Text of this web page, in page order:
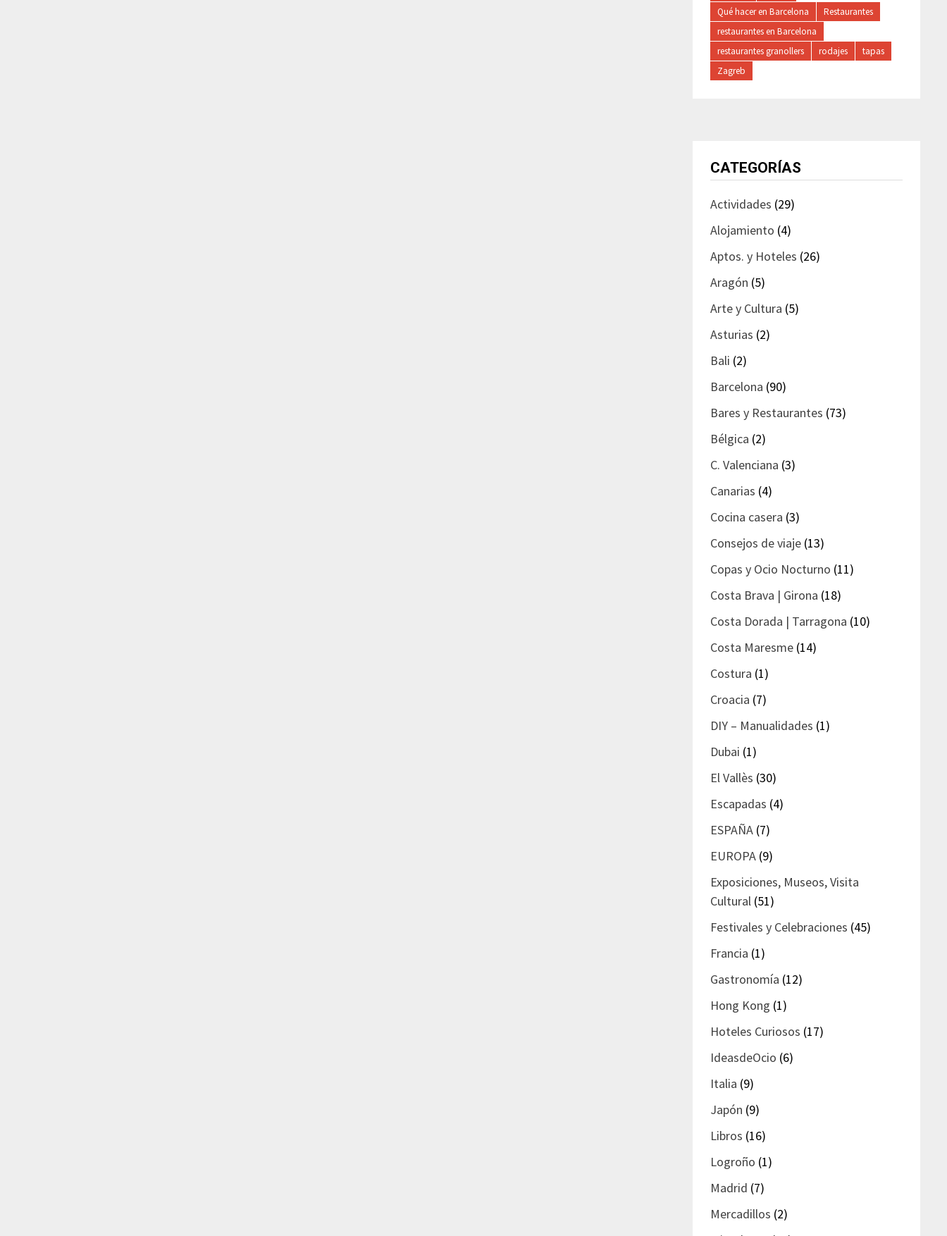
Qué hacer en Barcelona
Restaurantes
restaurantes en Barcelona
restaurantes granollers
rodajes
tapas
Zagreb
CATEGORÍAS
Actividades (29)
Alojamiento (4)
Aptos. y Hoteles (26)
Aragón (5)
Arte y Cultura (5)
Asturias (2)
Bali (2)
Barcelona (90)
Bares y Restaurantes (73)
Bélgica (2)
C. Valenciana (3)
Canarias (4)
Cocina casera (3)
Consejos de viaje (13)
Copas y Ocio Nocturno (11)
Costa Brava | Girona (18)
Costa Dorada | Tarragona (10)
Costa Maresme (14)
Costura (1)
Croacia (7)
DIY – Manualidades (1)
Dubai (1)
El Vallès (30)
Escapadas (4)
ESPAÑA (7)
EUROPA (9)
Exposiciones, Museos, Visita
Cultural (51)
Festivales y Celebraciones (45)
Francia (1)
Gastronomía (12)
Hong Kong (1)
Hoteles Curiosos (17)
IdeasdeOcio (6)
Italia (9)
Japón (9)
Libros (16)
Logroño (1)
Madrid (7)
Mercadillos (2)